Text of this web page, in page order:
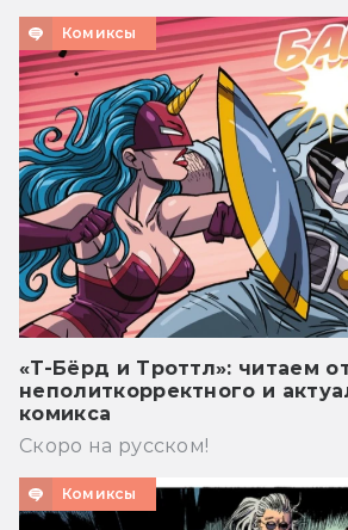
Комиксы
«Т-Бёрд и Троттл»: читаем
неполиткорректного и
комикса
Скоро на русском!
Комиксы